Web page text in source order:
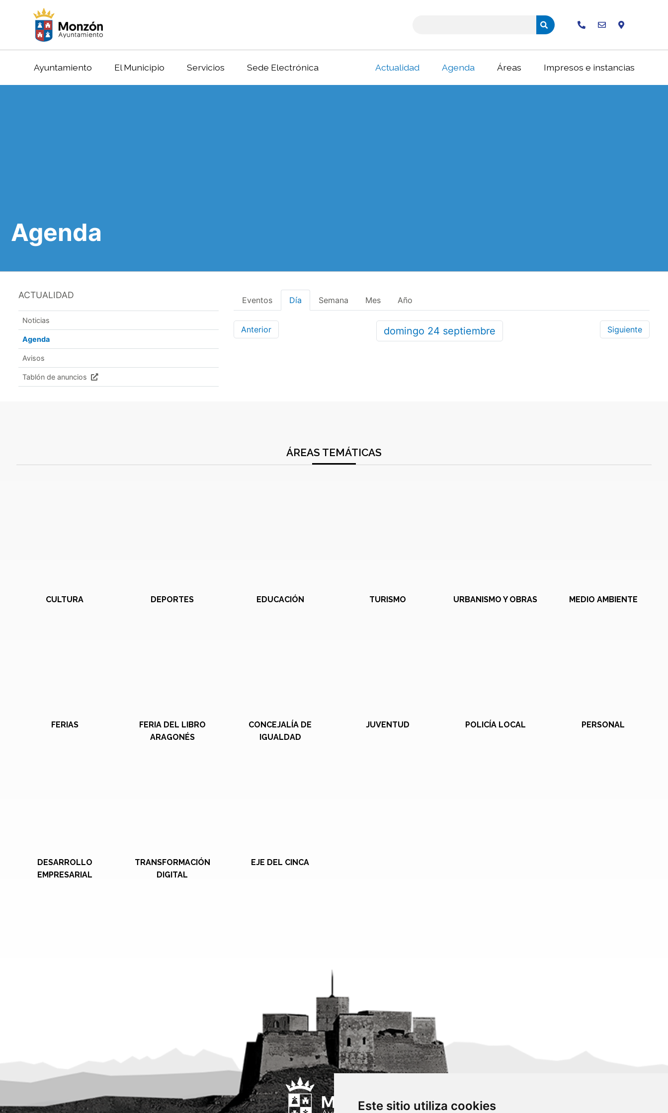
Este sitio utiliza cookies
Ayuntamiento El Municipio Servicios Sede Electrónica Actualidad Agenda Áreas Impresos e instancias
Agenda
ACTUALIDAD
Noticias
Agenda
Avisos
Tablón de anuncios
Eventos Día Semana Mes Año
Anterior domingo 24 septiembre Siguiente
ÁREAS TEMÁTICAS
CULTURA DEPORTES EDUCACIÓN TURISMO URBANISMO Y OBRAS MEDIO AMBIENTE
FERIAS
FERIA DEL LIBRO
ARAGONÉS
CONCEJALÍA DE
IGUALDAD
JUVENTUD POLICÍA LOCAL PERSONAL
DESARROLLO
EMPRESARIAL
TRANSFORMACIÓN
DIGITAL
EJE DEL CINCA